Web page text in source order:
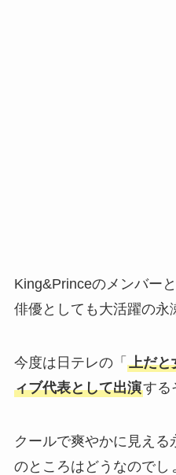
King&Princeのメンバー
俳優としても大活躍の永
今度は日テレの「 上だと
ィブ代表として出演する
クールで爽やかに見え
のところはどうなのでし